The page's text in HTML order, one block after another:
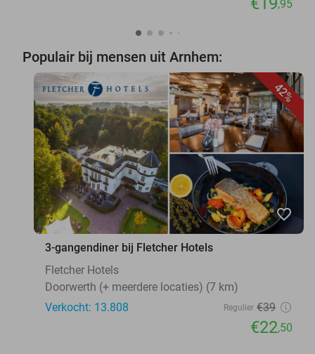
,95
Populair bij mensen uit Arnhem:
42%
favorite_border
3-gangendiner bij Fletcher Hotels
Fletcher Hotels
Doorwerth (+ meerdere locaties) (7 km)
Verkocht: 13.808
Regulier €39
€22,50